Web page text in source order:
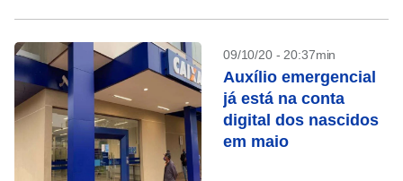
09/10/20 - 20:37min
Auxílio emergencial
já está na conta
digital dos nascidos
em maio